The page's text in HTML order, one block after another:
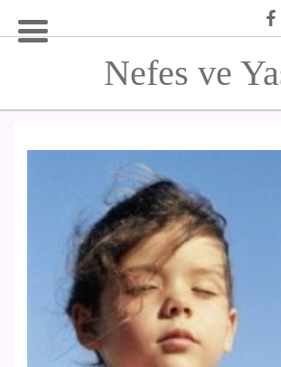
Nefes ve